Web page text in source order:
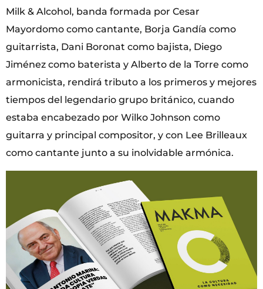
Milk & Alcohol, banda formada por Cesar
Mayordomo como cantante, Borja Gandía como
guitarrista, Dani Boronat como bajista, Diego
Jiménez como baterista y Alberto de la Torre como
armonicista, rendirá tributo a los primeros y mejores
tiempos del legendario grupo británico, cuando
estaba encabezado por Wilko Johnson como
guitarra y principal compositor, y con Lee Brilleaux
como cantante junto a su inolvidable armónica.